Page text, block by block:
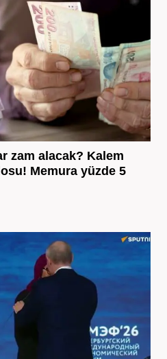
zam alacak? Kalem
Memura yüzde 5